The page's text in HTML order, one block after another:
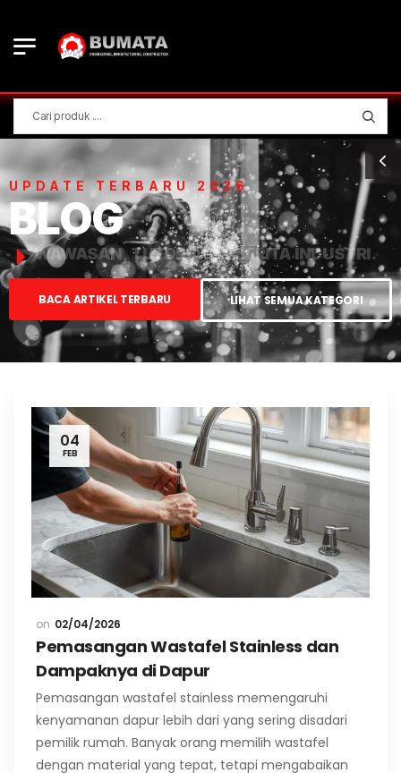
UPDATE TERBARU 2026
BLOG
WAWASAN, TUTORIAL, & BERITA INDUSTRI.
BACA ARTIKEL TERBARU LIHAT SEMUA KATEGORI
04
FEB
02/04/2026
Pemasangan Wastafel Stainless dan
Dampaknya di Dapur
Pemasangan wastafel stainless memengaruhi
kenyamanan dapur lebih dari yang sering disadari
pemilik rumah. Banyak orang memilih wastafel
dengan material yang tepat, tetapi mengabaikan